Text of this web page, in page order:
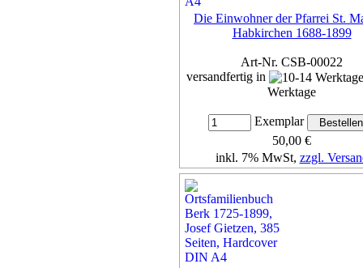
Die Einwohner der Pfarrei St.
Habkirchen 1688-1899
Art-Nr. CSB-00022
versandfertig in
Werktage
Exemplar
50,00 €
inkl. 7% MwSt, zzgl.